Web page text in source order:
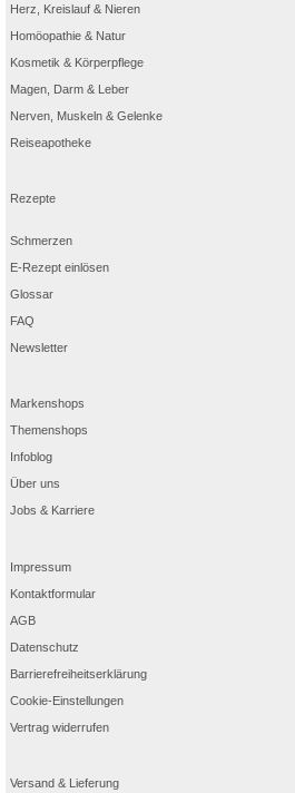
Herz, Kreislauf & Nieren
Homöopathie & Natur
Kosmetik & Körperpflege
Magen, Darm & Leber
Nerven, Muskeln & Gelenke
Reiseapotheke
Rezepte
Schmerzen
E-Rezept einlösen
Glossar
FAQ
Newsletter
Markenshops
Themenshops
Infoblog
Über uns
Jobs & Karriere
Impressum
Kontaktformular
AGB
Datenschutz
Barrierefreiheitserklärung
Cookie-Einstellungen
Vertrag widerrufen
Versand & Lieferung